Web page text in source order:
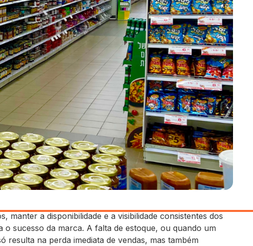
manter a disponibilidade e a visibilidade consistentes dos
sucesso da marca. A falta de estoque, ou quando um
na perda imediata de vendas, mas também